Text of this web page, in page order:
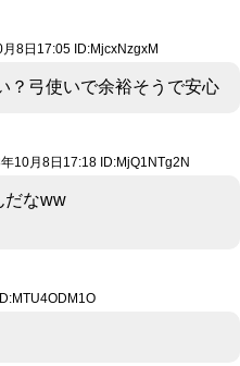
8日17:05 ID:MjcxNzgxM
？弓使いで余裕そうで安心
10月8日17:18 ID:MjQ1NTg2N
だなww